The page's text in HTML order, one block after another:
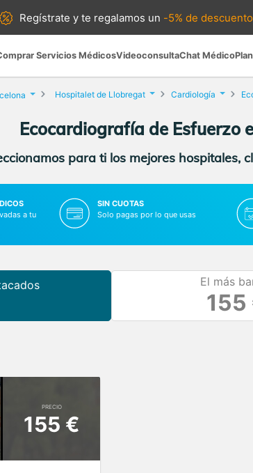
Regístrate yte regalamos un -5% de descuento
Servicios MédicosVideoconsultaChat Médico
Hospitalet de Llobregat Cardiología
Ecocardiografía de Esfuerzo
para ti los mejores hospitales,
a tu
SIN CUOTAS
Solo pagas por lo que usas
El más
155
PRECIO
155 €